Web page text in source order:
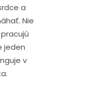
a
Nie
jeden
v